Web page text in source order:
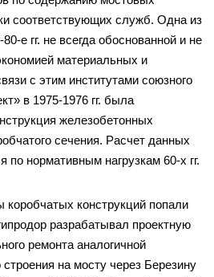
соответствующих служб. Одна из
е гг. не всегда обоснованной и не
материальных и
с этим институтами союзного
в 1975-1976 гг. была
железобетонных
сечения. Расчет данных
по нормативным нагрузкам 60-х гг.
конструкций попали
разрабатывал проектную
ремонта аналогичной
строения на мосту через Березину